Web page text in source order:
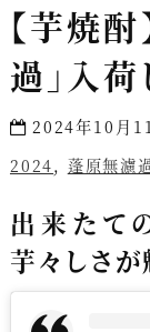
【芋焼
過」入荷
2024年10月
2024, 蓬原無濾
出来たて
芋々しさが